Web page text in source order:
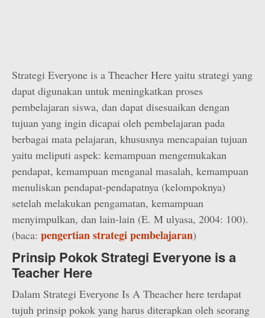
Strategi Everyone is a Theacher Here yaitu strategi yang
dapat digunakan untuk meningkatkan proses
pembelajaran siswa, dan dapat disesuaikan dengan
tujuan yang ingin dicapai oleh pembelajaran pada
berbagai mata pelajaran, khususnya mencapaian tujuan
yaitu meliputi aspek: kemampuan mengemukakan
pendapat, kemampuan menganal masalah, kemampuan
menuliskan pendapat-pendapatnya (kelompoknya)
setelah melakukan pengamatan, kemampuan
menyimpulkan, dan lain-lain (E. M ulyasa, 2004: 100).
(baca: pengertian strategi pembelajaran)
Prinsip Pokok Strategi Everyone is a
Teacher Here
Dalam Strategi Everyone Is A Theacher here terdapat
tujuh prinsip pokok yang harus diterapkan oleh seorang